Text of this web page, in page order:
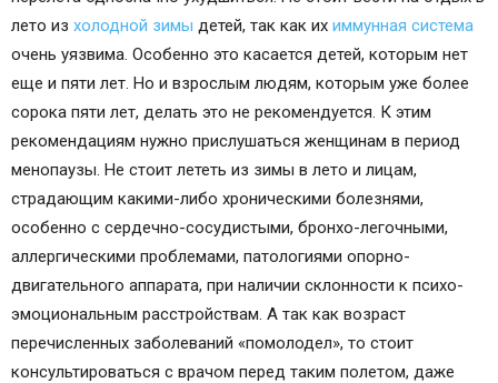
лето из холодной зимы детей, так как их иммунная система
очень уязвима. Особенно это касается детей, которым нет
еще и пяти лет. Но и взрослым людям, которым уже более
сорока пяти лет, делать это не рекомендуется. К этим
рекомендациям нужно прислушаться женщинам в период
менопаузы. Не стоит лететь из зимы в лето и лицам,
страдающим какими-либо хроническими болезнями,
особенно с сердечно-сосудистыми, бронхо-легочными,
аллергическими проблемами, патологиями опорно-
двигательного аппарата, при наличии склонности к психо-
эмоциональным расстройствам. А так как возраст
перечисленных заболеваний «помолодел», то стоит
консультироваться с врачом перед таким полетом, даже